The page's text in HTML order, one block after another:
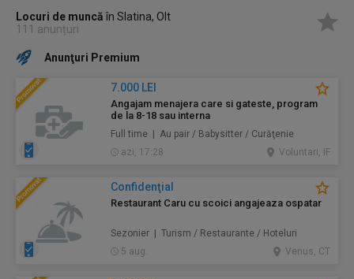
Locuri de muncăîn Slatina, Olt
111 anunțuri
Anunţuri Premium
7.000 LEI
Angajam menajera care si gateste, program
de la 8-18 sau interna
Full time | Au pair / Babysitter / Curăţenie
azi, 17:28
Voluntari, IF
Confidenţial
Restaurant Caru cu scoici angajeaza ospatar
Sezonier | Turism / Restaurante / Hoteluri
5 aug.
Venus, CT